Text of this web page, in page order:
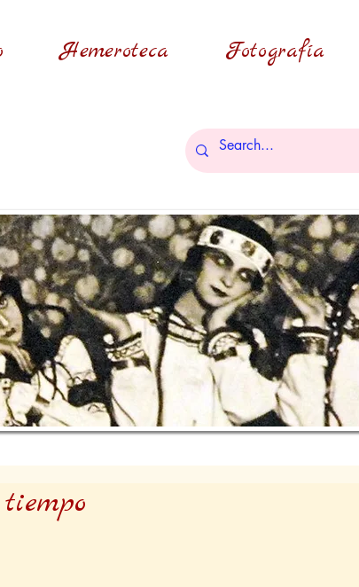
Hemeroteca Fotografía